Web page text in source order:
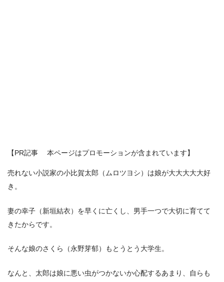
【PR記事 本ページはプロモーションが含まれています】
売れない小説家の小比賀太郎（ムロツヨシ）は娘が大大大大大好
き。
妻の幸子（新垣結衣）を早くに亡くし、男手一つで大切に育てて
きたからです。
そんな娘のさくら（永野芽郁）もとうとう大学生。
なんと、太郎は娘に悪い虫がつかないか心配するあまり、自らも